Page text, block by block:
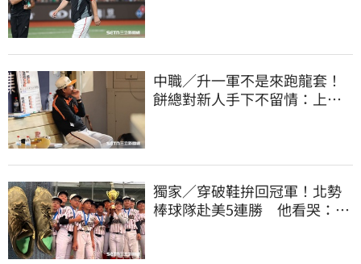
中職／升一軍不是來跑龍套！
餅總對新人手下不留情：上來
獨家／穿破鞋拚回冠軍！北勢
棒球隊赴美5連勝 他看哭：台